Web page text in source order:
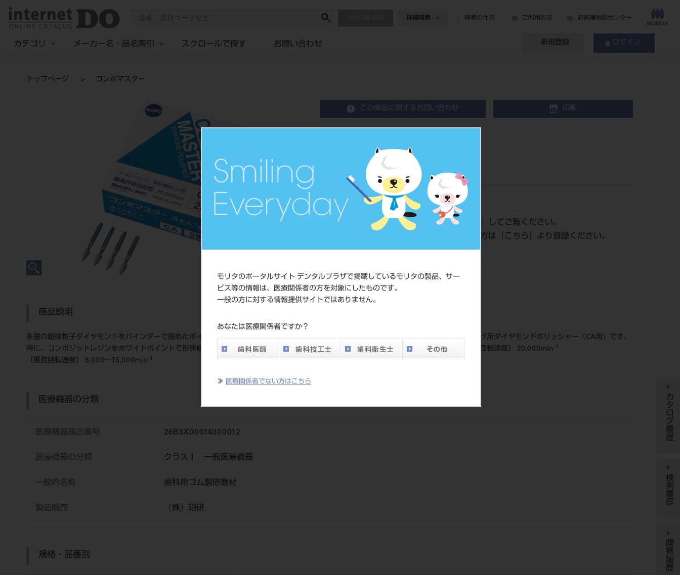
モリタのポータルサイト デンタルプラザで掲載しているモリタの製品、サー
ビス等の情報は、医療関係者の方を対象にしたものです。
一般の方に対する情報提供サイトではありません。
あなたは医療関係者ですか？
≫ 医療関係者でない方はこちら
詳細検索 検索の仕方 ご利用方法 お客様相談センター
カテゴリ メーカー名・品名索引 スクロールで探す お問い合わせ 新規登録 ログイン
トップページ コンポマスター
この商品に関するお問い合わせ 印刷
歯科用ゴム製研磨材
品目コード 204350711
価格の確認は『 ログイン
』してご覧ください。
ネット会員登録がまだの方は『
こちら 』より登録ください。
商品説明
多量の超微粒子ダイヤモンドをバインダーで固めたポイントで、短時間で高い研磨力と光沢性を得られるコンポジットレジン・陶材の最終仕上げ用ダイヤモンドポリッシャー（CA用）です。
特に、コンポジットレジンをホワイトポイントで形態修整した後に使用することで、光沢性に優れた研磨面を得ることができます。〔最高許容回転速度〕 20,000min -1
〔推奨回転速度〕 5,000～15,000min -1
医療機器の分類
医療機器届出番号 26B3X00014000012
医療機器の分類 クラスⅠ 一般医療機器
一般的名称 歯科用ゴム製研磨材
製造販売 （株）昭研
規格・品番別
カタログ履歴
検索履歴
閲覧履歴